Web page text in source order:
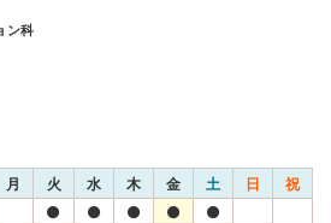
ン科
月 火 水 木 金 土 日 祝